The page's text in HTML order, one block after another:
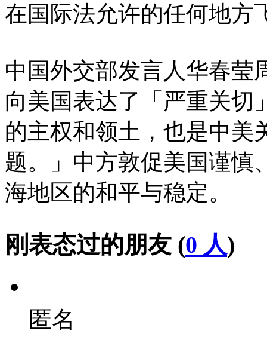
在国际法允许的任何地方
中国外交部发言人华春莹
向美国表达了「严重关切
的主权和领土，也是中美
题。」中方敦促美国谨慎
海地区的和平与稳定。
刚表态过的朋友 (0 人)
匿名